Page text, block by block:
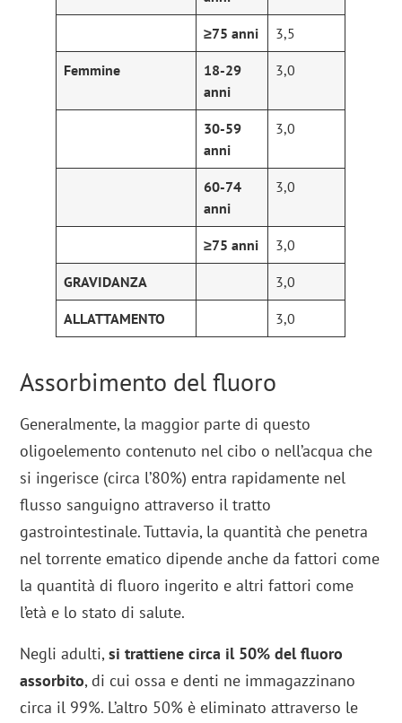
≥75 anni 3,5
Femmine
18-29
anni
3,0
30-59
anni
3,0
60-74
anni
3,0
≥75 anni 3,0
GRAVIDANZA 3,0
ALLATTAMENTO 3,0
Assorbimento del fluoro
Generalmente, la maggior parte di questo
oligoelemento contenuto nel cibo o nell’acqua che
si ingerisce (circa l’80%) entra rapidamente nel
flusso sanguigno attraverso il tratto
gastrointestinale. Tuttavia, la quantità che penetra
nel torrente ematico dipende anche da fattori come
la quantità di fluoro ingerito e altri fattori come
l’età e lo stato di salute.
Negli adulti,si trattiene circa il 50% del fluoro
assorbito, di cui ossa e denti ne immagazzinano
circa il 99%. L’altro 50% è eliminato attraverso le